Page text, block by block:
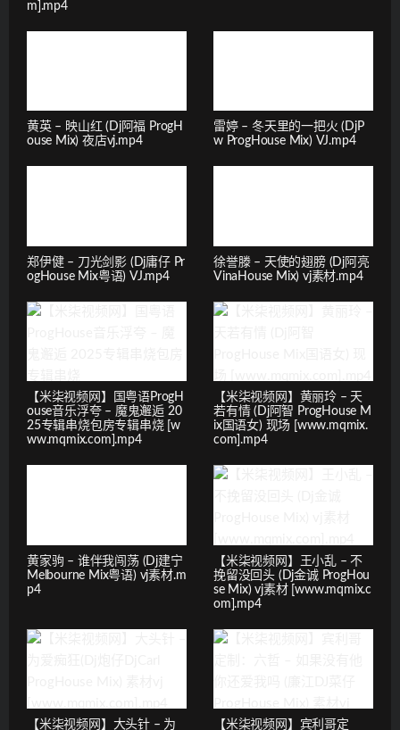
m].mp4
黄英 – 映山红 (Dj阿福 ProgH
ouse Mix) 夜店vj.mp4
雷婷 – 冬天里的一把火 (DjP
w ProgHouse Mix) VJ.mp4
郑伊健 – 刀光剑影 (Dj庸仔 Pr
ogHouse Mix粤语) VJ.mp4
徐誉滕 – 天使的翅膀 (Dj阿亮
VinaHouse Mix) vj素材.mp4
【米柒视频网】国粤语ProgH
ouse音乐浮夸 – 魔鬼邂逅 20
25专辑串烧包房专辑串烧 [w
ww.mqmix.com].mp4
【米柒视频网】黄丽玲 – 天
若有情 (Dj阿智 ProgHouse M
ix国语女) 现场 [www.mqmix.
com].mp4
黄家驹 – 谁伴我闯荡 (Dj建宁
Melbourne Mix粤语) vj素材.m
p4
【米柒视频网】王小乱 – 不
挽留没回头 (Dj金诚 ProgHou
se Mix) vj素材 [www.mqmix.c
om].mp4
【米柒视频网】大头针 – 为
【米柒视频网】宾利哥定